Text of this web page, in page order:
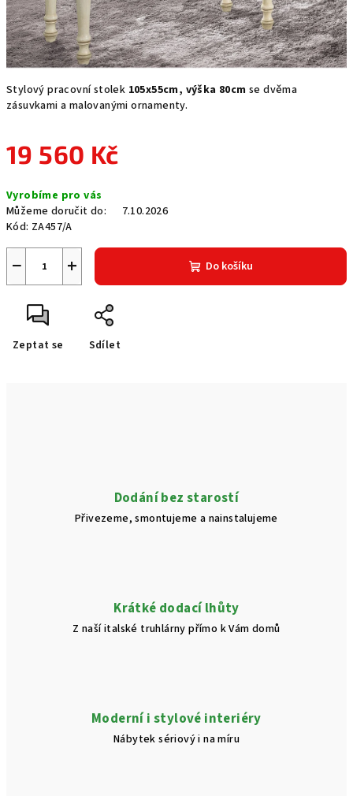
Stylový pracovní stolek 105x55cm, výška 80cm se dvěma
zásuvkami a malovanými ornamenty.
19 560 Kč
cena:
Vyrobíme pro vás
Můžeme doručit do:
7.10.2026
Kód: ZA457/A
+
− Do košíku
Zeptat se Sdílet
Dodání bez starostí
Přivezeme, smontujeme a nainstalujeme
Krátké dodací lhůty
Z naší italské truhlárny přímo k Vám domů
Moderní i stylové interiéry
Nábytek sériový i na míru